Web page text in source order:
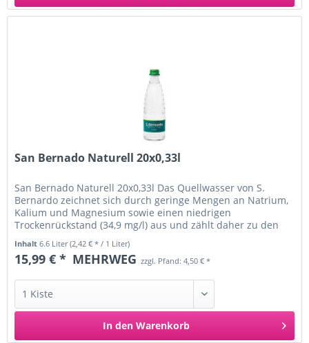
San Bernado Naturell 20x0,33l
San Bernado Naturell 20x0,33l Das Quellwasser von S.
Bernardo zeichnet sich durch geringe Mengen an Natrium,
Kalium und Magnesium sowie einen niedrigen
Trockenrückstand (34,9 mg/l) aus und zählt daher zu den
Inhalt6.6 Liter(2,42 € * / 1 Liter)
15,99 € * MEHRWEG zzgl. Pfand: 4,50 € *
In den Warenkorb